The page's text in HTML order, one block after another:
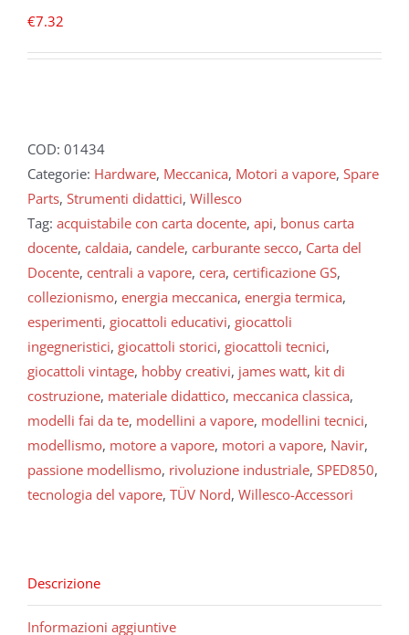
€7.32
COD: 01434
Categorie: Hardware, Meccanica, Motori a vapore, Spare
Parts, Strumenti didattici, Willesco
Tag: acquistabile con carta docente, api, bonus carta
docente, caldaia, candele, carburante secco, Carta del
Docente, centrali a vapore, cera, certificazione GS,
collezionismo, energia meccanica, energia termica,
esperimenti, giocattoli educativi, giocattoli
ingegneristici, giocattoli storici, giocattoli tecnici,
giocattoli vintage, hobby creativi, james watt, kit di
costruzione, materiale didattico, meccanica classica,
modelli fai da te, modellini a vapore, modellini tecnici,
modellismo, motore a vapore, motori a vapore, Navir,
passione modellismo, rivoluzione industriale, SPED850,
tecnologia del vapore, TÜV Nord, Willesco-Accessori
Descrizione
Informazioni aggiuntive